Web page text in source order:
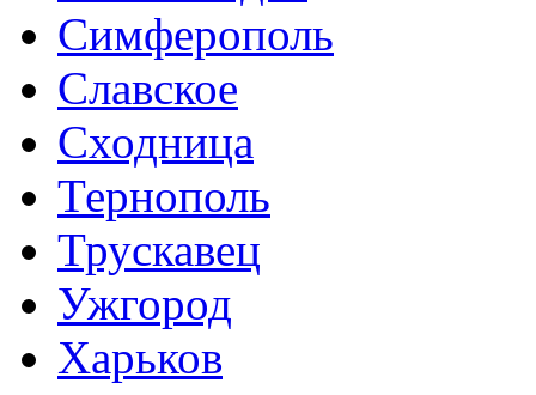
Симферополь
Славское
Сходница
Тернополь
Трускавец
Ужгород
Харьков